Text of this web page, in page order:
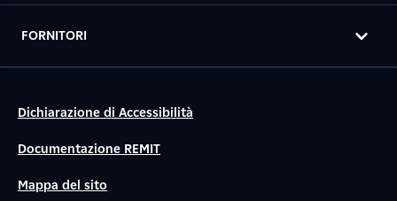
FORNITORI
Dichiarazione di Accessibilità
Documentazione REMIT
Mappa del sito